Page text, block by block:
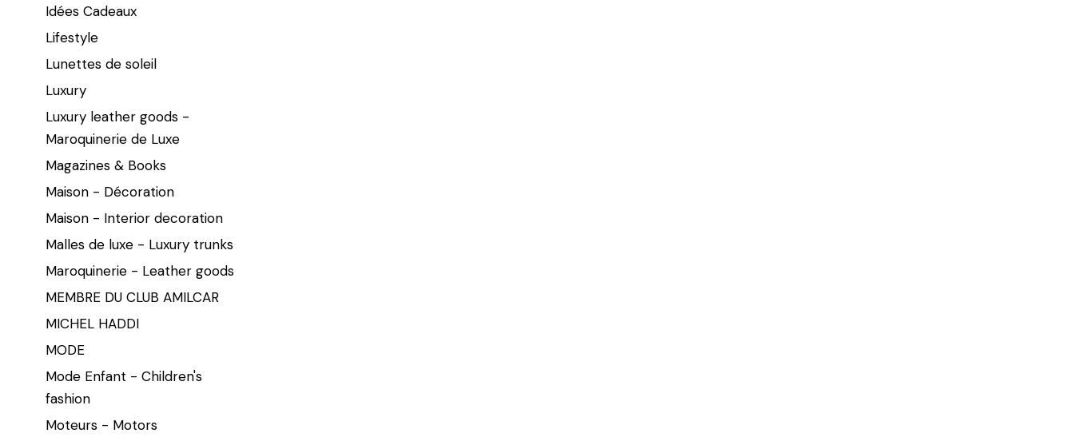
Idées Cadeaux
Lifestyle
Lunettes de soleil
Luxury
Luxury leather goods -
Maroquinerie de Luxe
Magazines & Books
Maison - Décoration
Maison - Interior decoration
Malles de luxe - Luxury trunks
Maroquinerie - Leather goods
MEMBRE DU CLUB AMILCAR
MICHEL HADDI
MODE
Mode Enfant - Children's
fashion
Moteurs - Motors